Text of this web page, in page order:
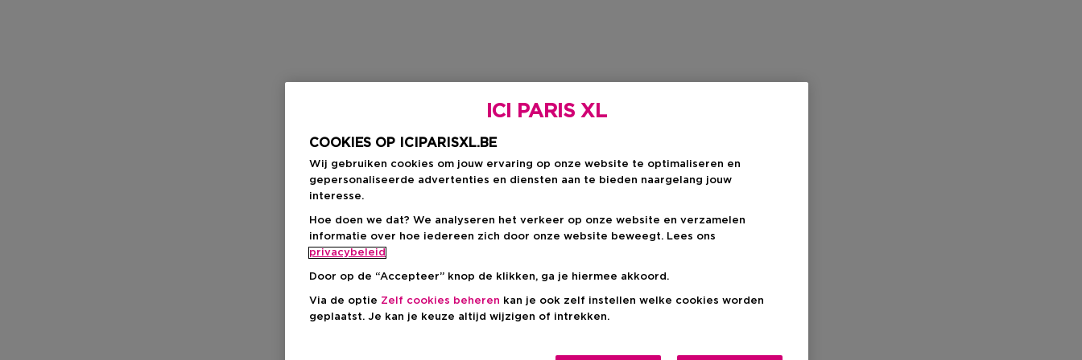
ICI PARIS XL
COOKIES OP ICIPARISXL.BE
Wij gebruiken cookies om jouw ervaring op onze website te optimaliseren en
gepersonaliseerde advertenties en diensten aan te bieden naargelang jouw
interesse.
Hoe doen we dat? We analyseren het verkeer op onze website en verzamelen
informatie over hoe iedereen zich door onze website beweegt. Lees ons
privacybeleid
Door op de “Accepteer” knop de klikken, ga je hiermee akkoord.
Via de optie Zelf cookies beheren kan je ook zelf instellen welke cookies worden
geplaatst. Je kan je keuze altijd wijzigen of intrekken.